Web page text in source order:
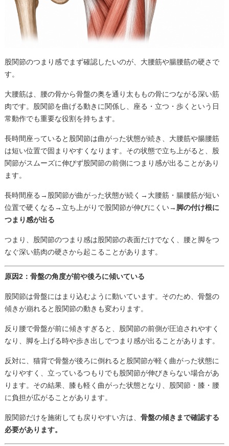
股関節のつまり感でまず確認したいのが、大腰筋や腸腰筋の硬さで
す。
大腰筋は、腰の骨から骨盤の奥を通り太ももの骨につながる深い筋
肉です。股関節を曲げる動きに関係し、座る・立つ・歩くという日
常動作でも重要な役割を持ちます。
長時間座っていると股関節は曲がった状態が続き、大腰筋や腸腰筋
は短い位置で固まりやすくなります。その状態で立ち上がると、股
関節がスムーズに伸びず股関節の前側につまり感が出ることがあり
ます。
長時間座る→股関節が曲がった状態が続く→大腰筋・腸腰筋が短い
位置で硬くなる→立ち上がりで股関節が伸びにくい→ 脚の付け根に
つまり感が出る
つまり、股関節のつまり感は股関節の表面だけでなく、腰と脚をつ
なぐ深い筋肉の硬さから起こることがあります。
原因2：骨盤の角度が前や後ろに傾いている
股関節は骨盤にはまり込むように動いています。そのため、骨盤の
傾きが崩れると股関節の動きも変わります。
反り腰で骨盤が前に傾きすぎると、股関節の前側が圧迫されやすく
なり、脚を上げる時や歩き出しでつまり感が出ることがあります。
反対に、猫背で骨盤が後ろに倒れると股関節が軽く曲がった状態に
なりやすく、立っているつもりでも股関節が伸びきらない場合があ
ります。その結果、膝も軽く曲がった状態となり、股関節・膝・腰
に負担が広がることがあります。
股関節だけを施術しても戻りやすい方は、 骨盤の傾きまで確認する
必要があります。